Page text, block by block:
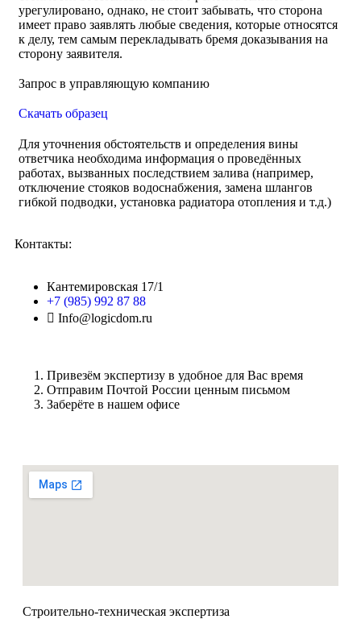
урегулировано, однако, не стоит забывать, что сторона
имеет право заявлять любые сведения, которые относятся
к делу, тем самым перекладывать бремя доказывания на
сторону заявителя.
Запрос в управляющую компанию
Скачать образец
Для уточнения обстоятельств и определения вины
ответчика необходима информация о проведённых
работах, вызванных последствием залива (например,
отключение стояков водоснабжения, замена шлангов
гибкой подводки, установка радиатора отопления и т.д.)
Контакты:
Кантемировская 17/1
+7 (985) 992 87 88
Info@logicdom.ru
Привезём экспертизу в удобное для Вас время
Отправим Почтой России ценным письмом
Заберёте в нашем офисе
Строительно-техническая экспертиза